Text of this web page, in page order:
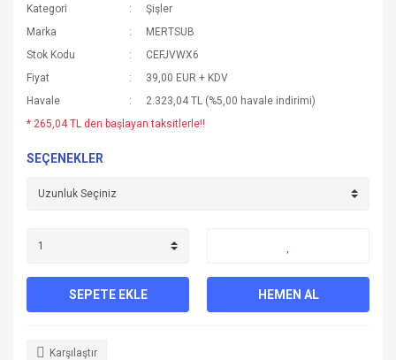
Kategori
Şişler
Marka
MERTSUB
Stok Kodu
CEFJVWX6
Fiyat
39,00 EUR + KDV
Havale
2.323,04 TL (%5,00 havale indirimi)
* 265,04 TL den başlayan taksitlerle!!
SEÇENEKLER
SEPETE EKLE HEMEN AL
Karşılaştır